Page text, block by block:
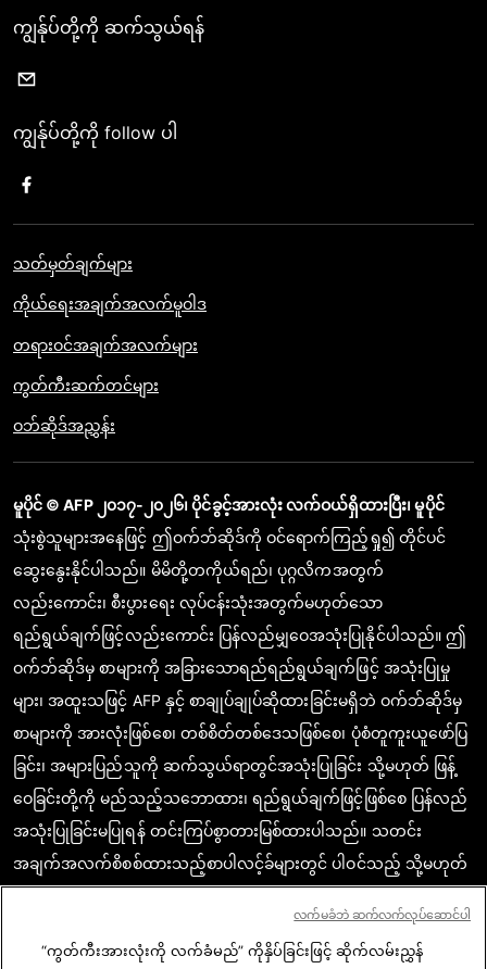
ကျွန်ုပ်တို့ကို ဆက်သွယ်ရန်
ကျွန်ုပ်တို့ကို follow ပါ
သတ်မှတ်ချက်များ
ကိုယ်ရေးအချက်အလက်မူဝါဒ
တရားဝင်အချက်အလက်များ
ကွတ်ကီးဆက်တင်များ
ဝဘ်ဆိုဒ်အညွှန်း
မူပိုင် © AFP ၂၀၁၇-၂၀၂၆၊ ပိုင်ခွင့်အားလုံး လက်ဝယ်ရှိထားပြီး၊ မူပိုင်
သုံးစွဲသူများအနေဖြင့် ဤဝက်ဘ်ဆိုဒ်ကို ဝင်ရောက်ကြည့်ရှု၍ တိုင်ပင်
ဆွေးနွေးနိုင်ပါသည်။ မိမိတို့တကိုယ်ရည်၊ ပုဂ္ဂလိကအတွက်
လည်းကောင်း၊ စီးပွားရေး လုပ်ငန်းသုံးအတွက်မဟုတ်သော
ရည်ရွယ်ချက်ဖြင့်လည်းကောင်း ပြန်လည်မျှဝေအသုံးပြုနိုင်ပါသည်။ ဤ
ဝက်ဘ်ဆိုဒ်မှ စာများကို အခြားသောရည်ရည်ရွယ်ချက်ဖြင့် အသုံးပြုမှု
များ၊ အထူးသဖြင့် AFP နှင့် စာချုပ်ချုပ်ဆိုထားခြင်းမရှိဘဲ ဝက်ဘ်ဆိုဒ်မှ
စာများကို အားလုံးဖြစ်စေ၊ တစ်စိတ်တစ်ဒေသဖြစ်စေ၊ ပုံစံတူကူးယူဖော်ပြ
ခြင်း၊ အများပြည်သူကို ဆက်သွယ်ရာတွင်အသုံးပြုခြင်း သို့မဟုတ် ဖြန့်
ဝေခြင်းတို့ကို မည်သည့်သဘောထား၊ ရည်ရွယ်ချက်ဖြင့်ဖြစ်စေ ပြန်လည်
အသုံးပြုခြင်းမပြုရန် တင်းကြပ်စွာတားမြစ်ထားပါသည်။ သတင်း
အချက်အလက်စိစစ်ထားသည့်စာပါလင့်ခ်များတွင် ပါဝင်သည့် သို့မဟုတ်
အချက်အလက်များကို အတည်ပြုရာတွင် စာဖတ်သူတို့ မှန်ကန်စွာ
နားလည်စေရန်အလို့ငှာ လိုအပ်သည့် အတိုင်းအတာပမာဏအအလျောက်
“ကွတ်ကီးအားလုံးကို လက်ခံမည်” ကိုနှိပ်ခြင်းဖြင့် ဆိုက်လမ်းညွှန်
လက်မခံဘဲ ဆက်လက်လုပ်ဆောင်ပါ